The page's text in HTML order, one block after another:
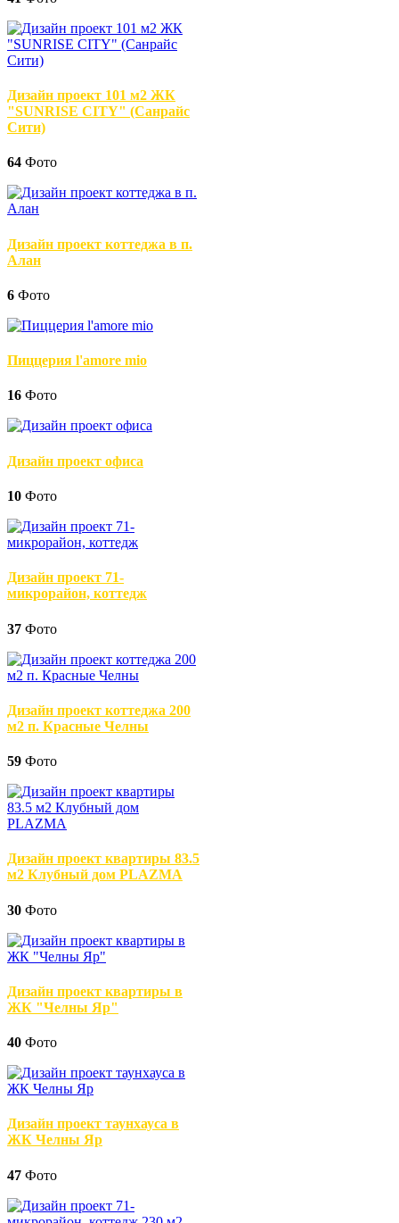
Дизайн проект 101 м2 ЖК
"SUNRISE CITY" (Санрайс
Сити)
64 Фото
Дизайн проект коттеджа в п.
Алан
6 Фото
Пиццерия l'amore mio
16 Фото
Дизайн проект офиса
10 Фото
Дизайн проект 71-
микрорайон, коттедж
37 Фото
Дизайн проект коттеджа 200
м2 п. Красные Челны
59 Фото
Дизайн проект квартиры 83.5
м2 Клубный дом PLAZMA
30 Фото
Дизайн проект квартиры в
ЖК "Челны Яр"
40 Фото
Дизайн проект таунхауса в
ЖК Челны Яр
47 Фото